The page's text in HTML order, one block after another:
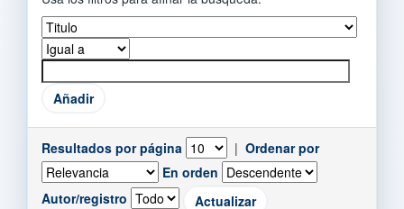
Resultados por página | Ordenar por
En orden
Autor/registro